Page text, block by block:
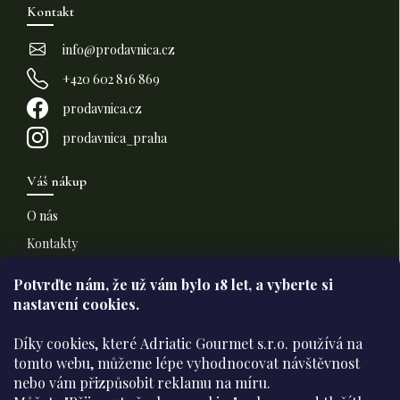
Potvrďte nám​​, že už vám bylo 18 let, a vyberte si
nastavení cookies.
Díky cookies, které Adriatic Gourmet s.r.o. používá na
tomto webu, můžeme lépe vyhodnocovat návštěvnost
nebo vám přizpůsobit reklamu na míru.
Kontakt
info@prodavnica.cz
+420 602 816 869
prodavnica.cz
prodavnica_praha
Váš nákup
O nás
Kontakty
Všeobecné obchodní podmínky
Podmínky ochrany osobních údajů